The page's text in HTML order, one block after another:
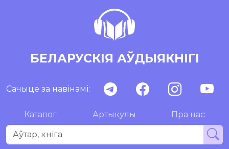
БЕЛАРУСКІЯ АЎДЫЯКНІГІ
Сачыце за навінамі:
Каталог Артыкулы Пра нас